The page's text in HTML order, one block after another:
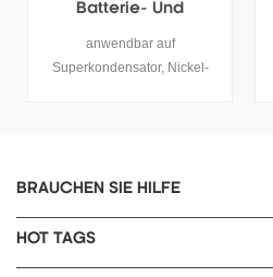
Batterie- Und
Superkondensator-
Kathodensubstrat
anwendbar auf
Superkondensator, Nickel-
BRAUCHEN SIE HILFE
HOT TAGS